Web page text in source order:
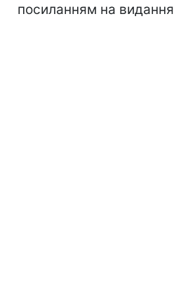
посиланням на видання